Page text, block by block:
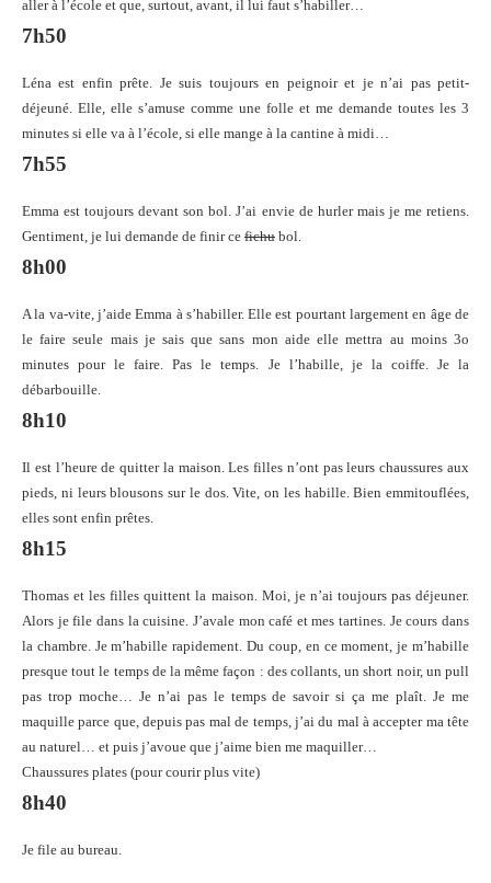
aller à l’école et que, surtout, avant, il lui faut s’habiller…
7h50
Léna est enfin prête. Je suis toujours en peignoir et je n’ai pas petit-
déjeuné. Elle, elle s’amuse comme une folle et me demande toutes les 3
minutes si elle va à l’école, si elle mange à la cantine à midi…
7h55
Emma est toujours devant son bol. J’ai envie de hurler mais je me retiens.
Gentiment, je lui demande de finir ce fichu bol.
8h00
A la va-vite, j’aide Emma à s’habiller. Elle est pourtant largement en âge de
le faire seule mais je sais que sans mon aide elle mettra au moins 3o
minutes pour le faire. Pas le temps. Je l’habille, je la coiffe. Je la
débarbouille.
8h10
Il est l’heure de quitter la maison. Les filles n’ont pas leurs chaussures aux
pieds, ni leurs blousons sur le dos. Vite, on les habille. Bien emmitouflées,
elles sont enfin prêtes.
8h15
Thomas et les filles quittent la maison. Moi, je n’ai toujours pas déjeuner.
Alors je file dans la cuisine. J’avale mon café et mes tartines. Je cours dans
la chambre. Je m’habille rapidement. Du coup, en ce moment, je m’habille
presque tout le temps de la même façon : des collants, un short noir, un pull
pas trop moche… Je n’ai pas le temps de savoir si ça me plaît. Je me
maquille parce que, depuis pas mal de temps, j’ai du mal à accepter ma tête
au naturel… et puis j’avoue que j’aime bien me maquiller…
Chaussures plates (pour courir plus vite)
8h40
Je file au bureau.